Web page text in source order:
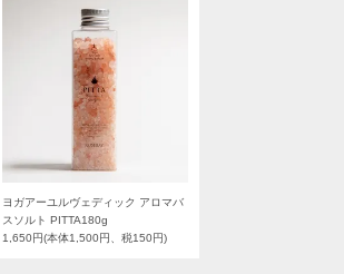
ヨガアーユルヴェディック アロマバ
スソルト PITTA180g
1,650円(本体1,500円、税150円)